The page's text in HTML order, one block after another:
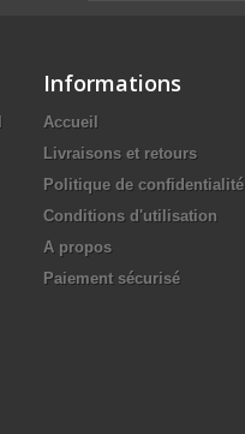
Informations
Accueil
Livraisons et retours
Politique de confidentialité
Conditions d'utilisation
A propos
Paiement sécurisé